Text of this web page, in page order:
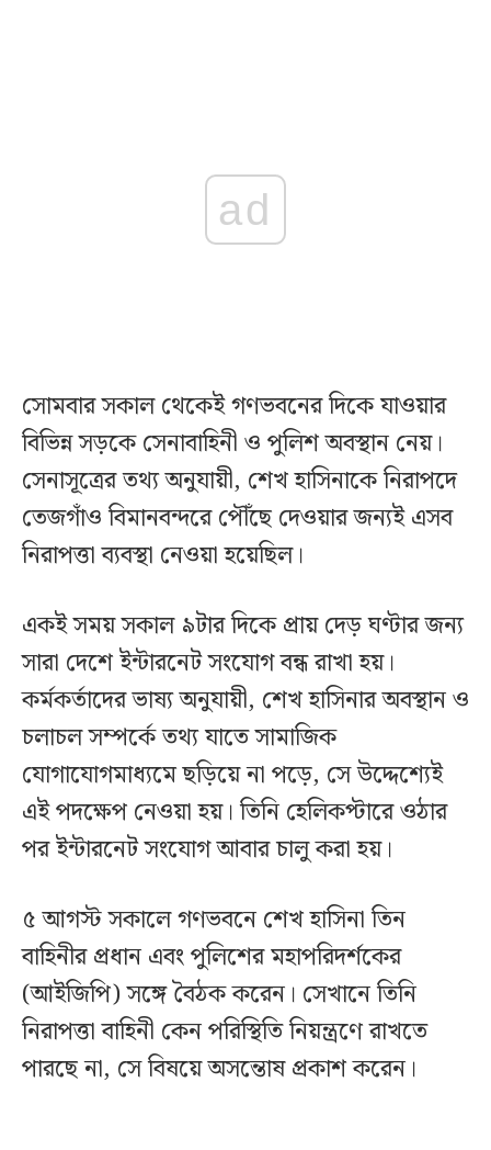
ad
সোমবার সকাল থেকেই গণভবনের দিকে যাওয়ার
বিভিন্ন সড়কে সেনাবাহিনী ও পুলিশ অবস্থান নেয়।
সেনাসূত্রের তথ্য অনুযায়ী, শেখ হাসিনাকে নিরাপদে
তেজগাঁও বিমানবন্দরে পৌঁছে দেওয়ার জন্যই এসব
নিরাপত্তা ব্যবস্থা নেওয়া হয়েছিল।
একই সময় সকাল ৯টার দিকে প্রায় দেড় ঘণ্টার জন্য
সারা দেশে ইন্টারনেট সংযোগ বন্ধ রাখা হয়।
কর্মকর্তাদের ভাষ্য অনুযায়ী, শেখ হাসিনার অবস্থান ও
চলাচল সম্পর্কে তথ্য যাতে সামাজিক
যোগাযোগমাধ্যমে ছড়িয়ে না পড়ে, সে উদ্দেশ্যেই
এই পদক্ষেপ নেওয়া হয়। তিনি হেলিকপ্টারে ওঠার
পর ইন্টারনেট সংযোগ আবার চালু করা হয়।
৫ আগস্ট সকালে গণভবনে শেখ হাসিনা তিন
বাহিনীর প্রধান এবং পুলিশের মহাপরিদর্শকের
(আইজিপি) সঙ্গে বৈঠক করেন। সেখানে তিনি
নিরাপত্তা বাহিনী কেন পরিস্থিতি নিয়ন্ত্রণে রাখতে
পারছে না, সে বিষয়ে অসন্তোষ প্রকাশ করেন।